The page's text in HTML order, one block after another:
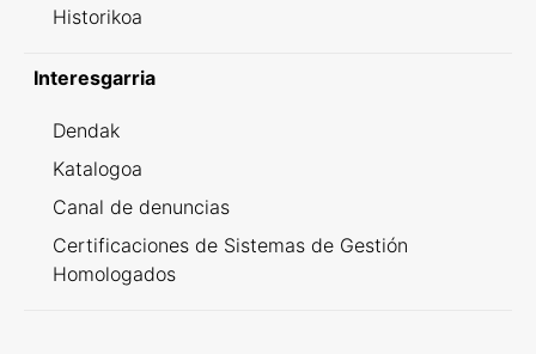
Historikoa
Interesgarria
Dendak
Katalogoa
Canal de denuncias
Certificaciones de Sistemas de Gestión
Homologados